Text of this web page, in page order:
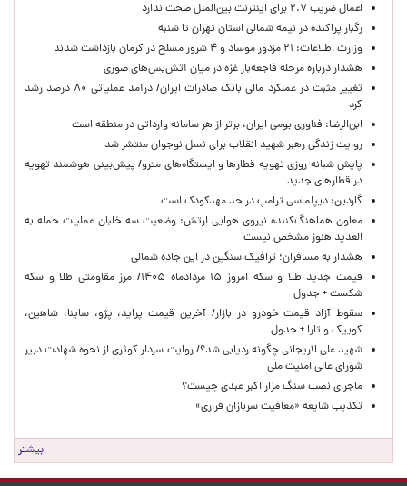
اعمال ضریب ۲.۷ برای اینترنت بین‌الملل صحت ندارد
رگبار پراکنده در نیمه شمالی استان تهران تا شنبه
وزارت اطلاعات: ۲۱ مزدور موساد و ۴ شرور مسلح در کرمان بازداشت شدند
هشدار درباره مرحله فاجعه‌بار غزه در میان آتش‌بس‌های صوری
تغییر مثبت در عملکرد مالی بانک صادرات ایران/ درآمد عملیاتی ۸۰ درصد رشد
کرد
ابن‌الرضا: فناوری بومی ایران، برتر از هر سامانه وارداتی در منطقه است
روایت زندگی رهبر شهید انقلاب برای نسل نوجوان منتشر شد
پایش شبانه روزی تهویه قطارها و ایستگاه‌های مترو/ پیش‌بینی هوشمند تهویه
در قطارهای جدید
گاردین: دیپلماسی ترامپ در حد مهدکودک است
معاون هماهنگ‌کننده نیروی هوایی ارتش: وضعیت سه خلبان عملیات حمله به
العدید هنوز مشخص نیست
هشدار به مسافران؛ ترافیک سنگین در این جاده شمالی
قیمت جدید طلا و سکه امروز ۱۵ مردادماه ۱۴۰۵/ مرز مقاومتی طلا و سکه
شکست + جدول
سقوط آزاد قیمت خودرو در بازار/ آخرین قیمت پراید، پژو، ساینا، شاهین،
کوییک و تارا + جدول
شهید علی لاریجانی چگونه ردیابی شد؟/ روایت سردار کوثری از نحوه شهادت دبیر
شورای عالی امنیت ملی
ماجرای نصب سنگ مزار اکبر عبدی چیست؟
تکذیب شایعه «معافیت سربازان فراری»
بیشتر